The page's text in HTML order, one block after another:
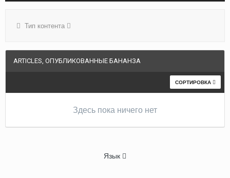
Тип контента
ARTICLES, ОПУБЛИКОВАННЫЕ БАНАНЗА
СОРТИРОВКА
Здесь пока ничего нет
Язык